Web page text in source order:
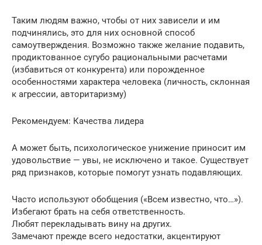
Таким людям важно, чтобы от них зависели и им
подчинялись, это для них основной способ
самоутверждения. Возможно также желание подавить,
продиктованное сугубо рациональными расчетами
(избавиться от конкурента) или порожденное
особенностями характера человека (личность, склонная
к агрессии, авторитаризму)
Рекомендуем: Качества лидера
А может быть, психологическое унижение приносит им
удовольствие — увы, не исключено и такое. Существует
ряд признаков, которые помогут узнать подавляющих.
Часто используют обобщения («Всем известно, что…»).
Избегают брать на себя ответственность.
Любят перекладывать вину на других.
Замечают прежде всего недостатки, акцентируют